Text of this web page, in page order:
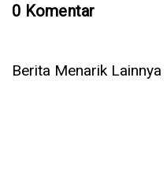
0 Komentar
Berita Menarik Lainnya